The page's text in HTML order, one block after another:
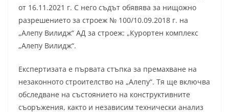
от 16.11.2021 г. С него съдът обявява за нищожно
разрешението за строеж № 100/10.09.2018 г. на
„Алепу Вилидж“ АД за строеж: „Курортен комплекс
„Алепу Вилидж“.
Експертизата е първата стъпка за премахване на
незаконното строителство на „Алепу“. Тя ще включва
обследване на състоянието на конструктивните
съоръжения, както и независим технически анализ